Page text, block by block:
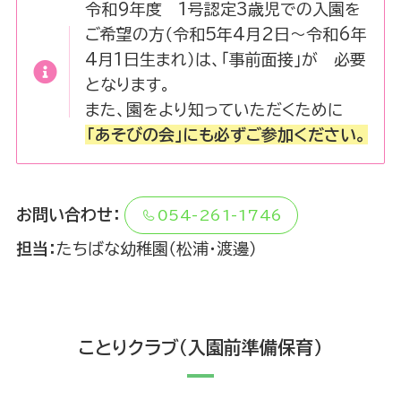
令和9年度 1号認定3歳児での入園を
ご希望の方（令和5年4月2日～令和6年
4月1日生まれ）は、「事前面接」が 必要
となります。
また、園をより知っていただくために
「あそびの会」にも必ずご参加ください。
お問い合わせ： 054-261-1746
担当： たちばな幼稚園（松浦・渡邊）
ことりクラブ（入園前準備保育）